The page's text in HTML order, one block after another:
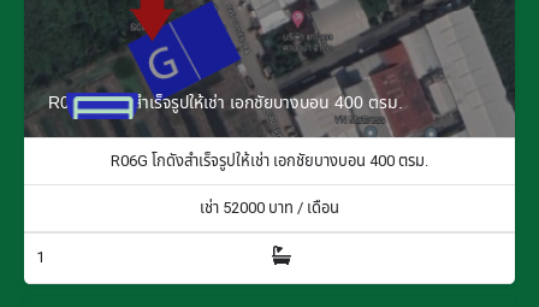
R06G โกดังสำเร็จรูปให้เช่า เอกชัยบางบอน 400 ตรม.
R06G โกดังสำเร็จรูปให้เช่า เอกชัยบางบอน 400 ตรม.
เช่า 52000 บาท / เดือน
1